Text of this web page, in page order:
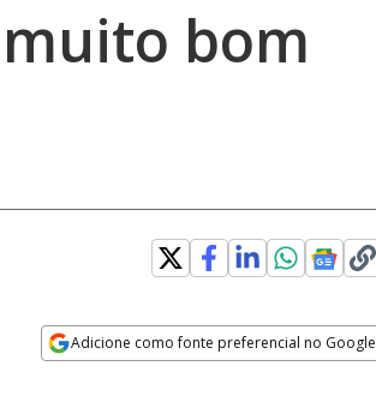
bom
Adicione como fonte preferencial no Google